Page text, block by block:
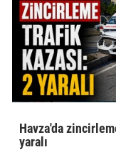
Havza'da
yaralı